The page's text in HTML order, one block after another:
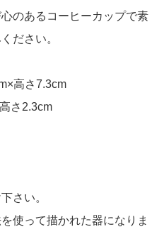
のあるコーヒーカップで素
ださい。
高さ7.3cm
さ2.3cm
さい。
使って描かれた器になりま